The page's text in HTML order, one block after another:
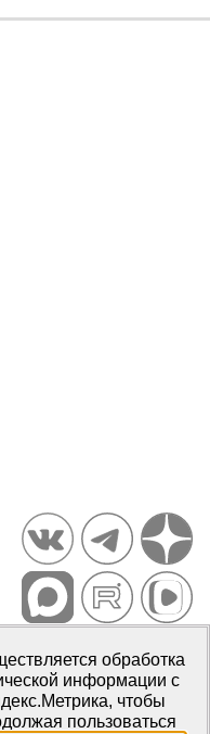
2007–2026
66447 от 14 июля
обработка
информации с
чтобы
пользоваться